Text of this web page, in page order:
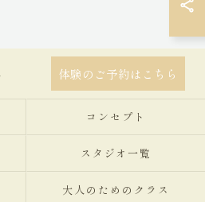
体験のご予約はこちら
コンセプト
スタジオ一覧
大人のためのクラス